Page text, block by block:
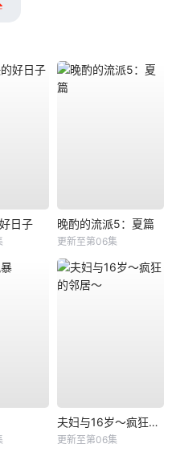
日子 晚酌的流派5：夏篇
更新至第06集
夫妇与16岁～疯狂的邻居～
更新至第06集